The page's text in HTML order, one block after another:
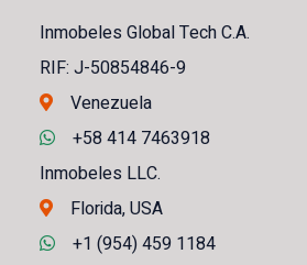
Inmobeles Global Tech C.A.
RIF: J-50854846-9
Venezuela
+58 414 7463918
Inmobeles LLC.
Florida, USA
+1 (954) 459 1184